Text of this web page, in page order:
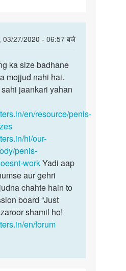
03/27/2020 - 06:57 बजे
ka size badhane
mojjud nahi hai.
jaankari yahan
en/resource/penis-
hi/our-
penis-
workYadi aap
aur gehri
chahte hain to
board “Just
shamil ho!
en/forum